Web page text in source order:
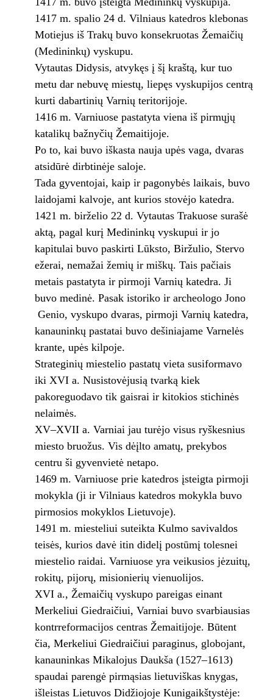
1417 m. spalio 24 d. Vilniaus katedros klebonas
Motiejus iš Trakų buvo konsekruotas Žemaičių
(Medininkų) vyskupu.
Vytautas Didysis, atvykęs į šį kraštą, kur tuo
metu dar nebuvę miestų, liepęs vyskupijos centrą
kurti dabartinių Varnių teritorijoje.
1416 m. Varniuose pastatyta viena iš pirmųjų
katalikų bažnyčių Žemaitijoje.
Po to, kai buvo iškasta nauja upės vaga, dvaras
atsidūrė dirbtinėje saloje.
Tada gyventojai, kaip ir pagonybės laikais, buvo
laidojami kalvoje, ant kurios stovėjo katedra.
1421 m. birželio 22 d. Vytautas Trakuose surašė
aktą, pagal kurį Medininkų vyskupui ir jo
kapitulai buvo paskirti Lūksto, Biržulio, Stervo
ežerai, nemažai žemių ir miškų. Tais pačiais
metais pastatyta ir pirmoji Varnių katedra. Ji
buvo medinė. Pasak istoriko ir archeologo Jono
Genio, vyskupo dvaras, pirmoji Varnių katedra,
kanauninkų pastatai buvo dešiniajame Varnelės
krante, upės kilpoje.
Strateginių miestelio pastatų vieta susiformavo
iki XVI a. Nusistovėjusią tvarką kiek
pakoreguodavo tik gaisrai ir kitokios stichinės
nelaimės.
XV–XVII a. Varniai jau turėjo visus ryškesnius
miesto bruožus. Vis dėįlto amatų, prekybos
centru ši gyvenvietė netapo.
1469 m. Varniuose prie katedros įsteigta pirmoji
mokykla (ji ir Vilniaus katedros mokykla buvo
pirmosios mokyklos Lietuvoje).
1491 m. miesteliui suteikta Kulmo savivaldos
teisės, kurios davė itin didelį postūmį tolesnei
miestelio raidai. Varniuose yra veikusios jėzuitų,
rokitų, pijorų, misionierių vienuolijos.
XVI a., Žemaičių vyskupo pareigas einant
Merkeliui Giedraičiui, Varniai buvo svarbiausias
kontrreformacijos centras Žemaitijoje. Būtent
čia, Merkeliui Giedraičiui paraginus, globojant,
kanauninkas Mikalojus Daukša (1527–1613)
spaudai parengė pirmąsias lietuviškas knygas,
išleistas Lietuvos Didžiojoje Kunigaikštystėje: